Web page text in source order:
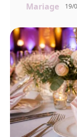
Mariage 19/